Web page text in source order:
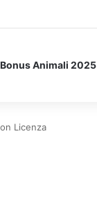
Bonus Animali 2025
Licenza